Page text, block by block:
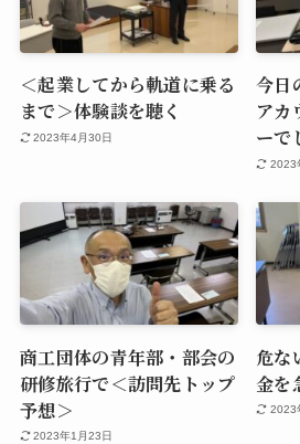
＜起業してから軌道に乗る
まで＞体験談を聴く
2023年4月30日
今日
アカ
ーで
2023
商工団体の青年部・部会の
研修旅行で＜訪問先トップ
予想＞
2023年1月23日
危な
金を
2023